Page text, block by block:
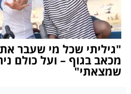
מכאב בגוף – ועל כולם
שמצאתי"